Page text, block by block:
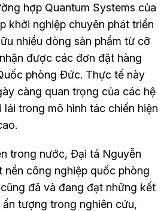
hợp Quantum Systems của
khởi nghiệp chuyên phát triển
nhiều dòng sản phẩm từ cỡ
được các đơn đặt hàng
phòng Đức. Thực tế này
càng quan trọng của các hệ
trong mô hình tác chiến hiện
trong nước, Đại tá Nguyễn
nền công nghiệp quốc phòng
đã và đang đạt những kết
tượng trong nghiên cứu,